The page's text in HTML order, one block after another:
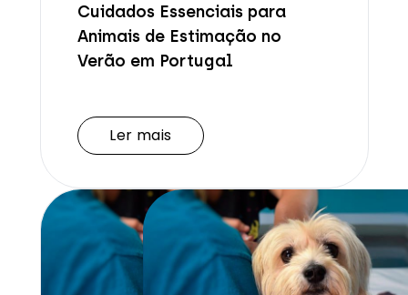
Cuidados Essenciais para
Animais de Estimação no
Verão em Portugal
Ler mais